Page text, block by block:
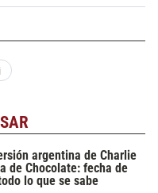
argentina de Charlie
de Chocolate: fecha de
lo que se sabe